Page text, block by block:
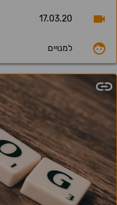
17.03.20
למנויים